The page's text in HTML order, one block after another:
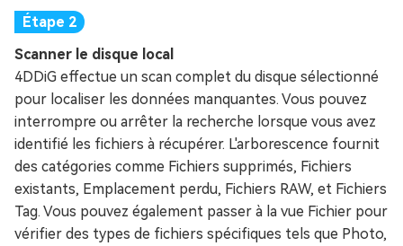
Scanner le disque local
4DDiG effectue un scan complet du disque sélectionné
pour localiser les données manquantes. Vous pouvez
interrompre ou arrêter la recherche lorsque vous avez
identifié les fichiers à récupérer. L'arborescence fournit
des catégories comme Fichiers supprimés, Fichiers
existants, Emplacement perdu, Fichiers RAW, et Fichiers
Tag. Vous pouvez également passer à la vue Fichier pour
vérifier des types de fichiers spécifiques tels que Photo,